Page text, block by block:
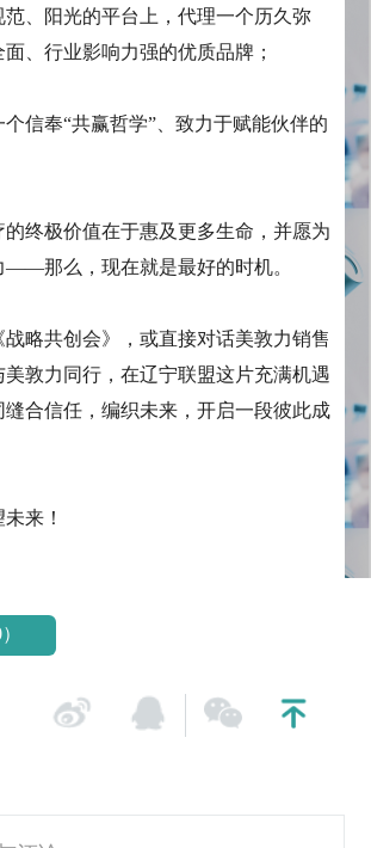
范、阳光的平台上，代理一个历久弥
、行业影响力强的优质品牌；
信奉“共赢哲学”、致力于赋能伙伴的
终极价值在于惠及更多生命，并愿为
——那么，现在就是最好的时机。
略共创会》，或直接对话美敦力销售
敦力同行，在辽宁联盟这片充满机遇
缝合信任，编织未来，开启一段彼此成
来！